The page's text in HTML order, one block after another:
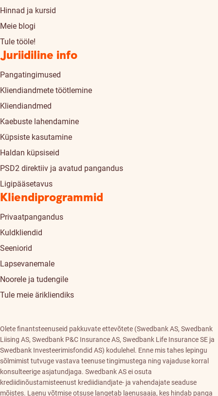
Hinnad ja kursid
Meie blogi
Tule tööle!
Juriidiline info
Pangatingimused
Kliendiandmete töötlemine
Kliendiandmed
Kaebuste lahendamine
Küpsiste kasutamine
Haldan küpsiseid
PSD2 direktiiv ja avatud pangandus
Ligipääsetavus
Kliendiprogrammid
Privaatpangandus
Kuldkliendid
Seeniorid
Lapsevanemale
Noorele ja tudengile
Tule meie ärikliendiks
Olete finantsteenuseid pakkuvate ettevõtete (Swedbank AS, Swedbank
Liising AS, Swedbank P&C Insurance AS, Swedbank Life Insurance SE ja
Swedbank Investeerimisfondid AS) kodulehel. Enne mis tahes lepingu
sõlmimist tutvuge vastava teenuse tingimustega ning vajaduse korral
konsulteerige asjatundjaga. Swedbank AS ei osuta
krediidinõustamisteenust krediidiandjate- ja vahendajate seaduse
mõistes. Laenu võtmise otsuse langetab laenusaaja, kes hindab panga